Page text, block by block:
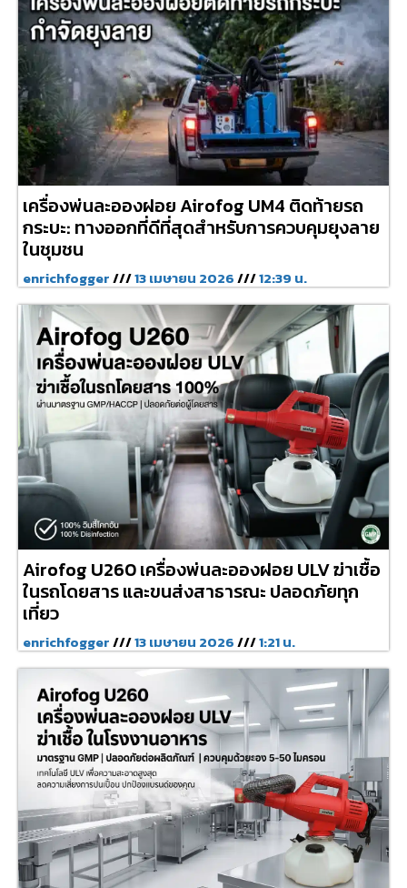
เครื่องพ่นละอองฝอย Airofog UM4 ติดท้ายรถ
กระบะ: ทางออกที่ดีที่สุดสำหรับการควบคุมยุงลาย
ในชุมชน
enrichfogger 13 เมษายน 2026 12:39 น.
Airofog U260 เครื่องพ่นละอองฝอย ULV ฆ่าเชื้อ
ในรถโดยสาร และขนส่งสาธารณะ ปลอดภัยทุก
เที่ยว
enrichfogger 13 เมษายน 2026 1:21 น.